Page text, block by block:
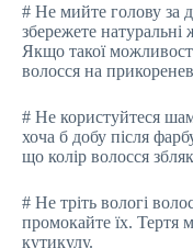
# Не мийте голову за
збережете натуральні
Якщо такої
волосся на
# Не користуйтеся
хоча б добу після
що колір волосся
# Не тріть вологі
промокайте їх. Тертя
кутикулу.